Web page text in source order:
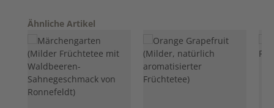
Produktgalerie überspringen
Ähnliche Artikel